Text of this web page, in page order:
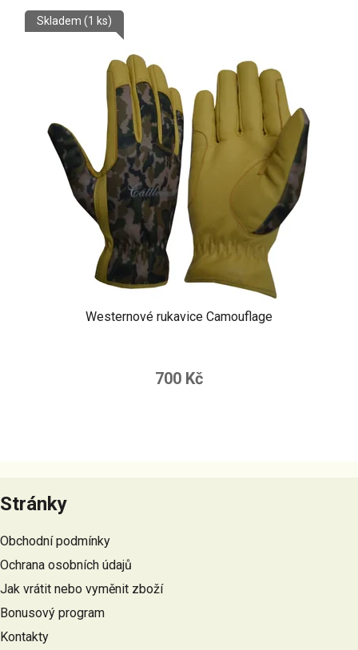
Westernové rukavice Camouflage
Skladem (1 ks)
700 Kč
á
p
a
í
Stránky
Obchodní podmínky
Ochrana osobních údajů
Jak vrátit nebo vyměnit zboží
Bonusový program
Kontakty